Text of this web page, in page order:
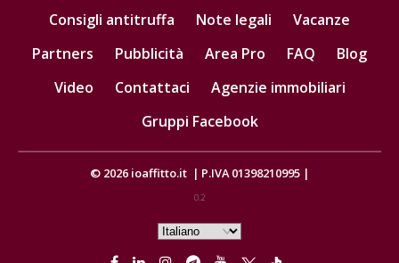
Consigli antitruffa
Note legali
Vacanze
Partners
Pubblicità Area Pro FAQ
Blog
Video
Contattaci
Agenzie immobiliari
Gruppi Facebook
© 2026 ioaffitto.it | P.IVA 01398210995 |
0.2